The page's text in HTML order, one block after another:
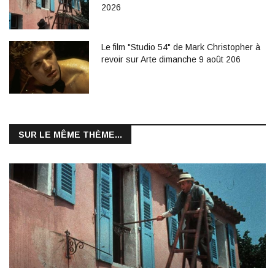
2026
Le film "Studio 54" de Mark Christopher à
revoir sur Arte dimanche 9 août 206
SUR LE MÊME THÈME...